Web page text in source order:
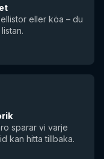
eller köa – du
sparar vi varje
kan hitta tillbaka.